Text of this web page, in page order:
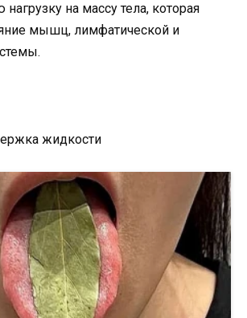
на массу тела, которая
мышц, лимфатической и
жидкости